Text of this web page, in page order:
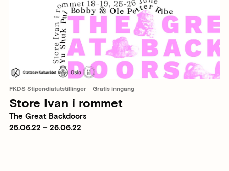
FKDS Stipendiatutstillinger Gratis inngang
Store Ivan i rommet
The Great Backdoors
25.06.22 – 26.06.22